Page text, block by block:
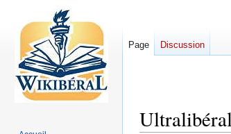
Page Discussion